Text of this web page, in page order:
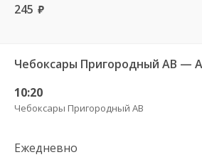
245 руб.
10:20
Чебоксары Пригородный АВ
Ежедневно